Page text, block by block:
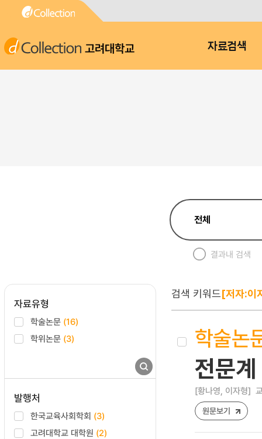
고려대학교 자료검색
결과내 검색
자료유형
학술논문 (16)
학위논문 (3)
발행처
한국교육사회학회 (3)
고려대학교 대학원 (2)
검색 키워드[저자:이
학술논
전문
[황나영, 이자형]
원문보기